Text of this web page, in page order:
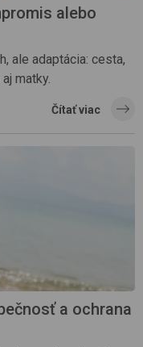
alebo
ale adaptácia: cesta,
matky.
Čítať viac
a ochrana